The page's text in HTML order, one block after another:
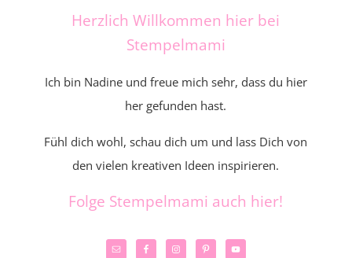
Herzlich Willkommen hier bei
Stempelmami
Ich bin Nadine und freue mich sehr, dass du hier
her gefunden hast.
Fühl dich wohl, schau dich um und lass Dich von
den vielen kreativen Ideen inspirieren.
Folge Stempelmami auch hier!